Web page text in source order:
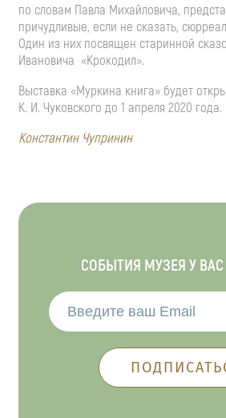
по словам Павла Михайловича,
причудливые, если не сказать,
Один из них посвящен старинной
Ивановича «Крокодил».
Выставка «Муркина книга» будет
К. И. Чуковского до 1 апреля 2020 года.
Константин Чупринин
СОБЫТИЯ МУЗЕЯ У